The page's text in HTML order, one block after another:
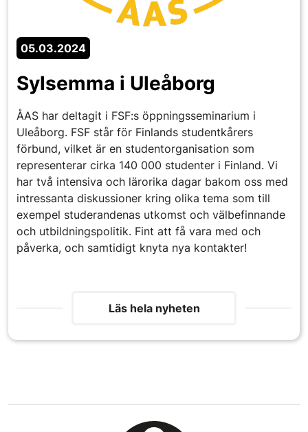
05.03.2024
Sylsemma i Uleåborg
ÅAS har deltagit i FSF:s öppningsseminarium i
Uleåborg. FSF står för Finlands studentkårers
förbund, vilket är en studentorganisation som
representerar cirka 140 000 studenter i Finland. Vi
har två intensiva och lärorika dagar bakom oss med
intressanta diskussioner kring olika tema som till
exempel studerandenas utkomst och välbefinnande
och utbildningspolitik. Fint att få vara med och
påverka, och samtidigt knyta nya kontakter!
Läs hela nyheten